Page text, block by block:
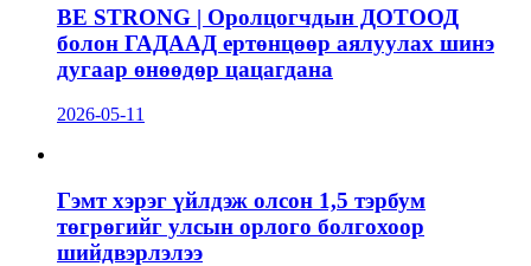
BE STRONG | Оролцогчдын ДОТООД
болон ГАДААД ертөнцөөр аялуулах шинэ
дугаар өнөөдөр цацагдана
2026-05-11
Гэмт хэрэг үйлдэж олсон 1,5 тэрбум
төгрөгийг улсын орлого болгохоор
шийдвэрлэлээ